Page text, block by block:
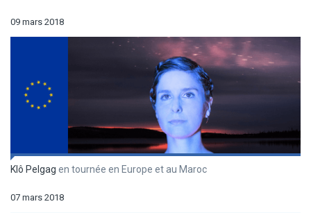
09 mars 2018
Klô Pelgag en tournée en Europe et au Maroc
07 mars 2018